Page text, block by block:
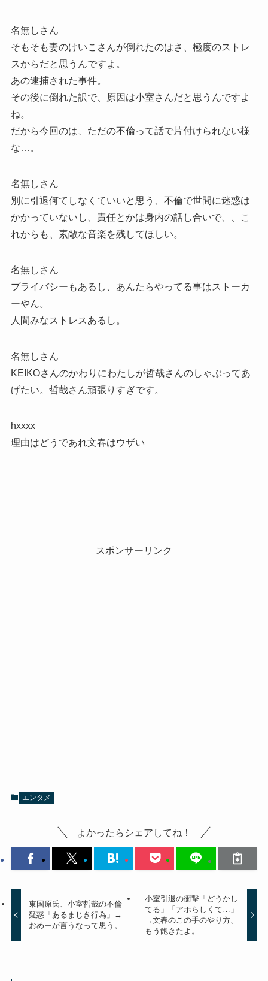
名無しさん
そもそも妻のけいこさんが倒れたのはさ、極度のストレ
スからだと思うんですよ。
あの逮捕された事件。
その後に倒れた訳で、原因は小室さんだと思うんですよ
ね。
だから今回のは、ただの不倫って話で片付けられない様
な…。
名無しさん
別に引退何てしなくていいと思う、不倫で世間に迷惑は
かかっていないし、責任とかは身内の話し合いで、、こ
れからも、素敵な音楽を残してほしい。
名無しさん
プライバシーもあるし、あんたらやってる事はストーカ
ーやん。
人間みなストレスあるし。
名無しさん
KEIKOさんのかわりにわたしが哲哉さんのしゃぶってあ
げたい。哲哉さん頑張りすぎです。
hxxxx
理由はどうであれ文春はウザい
スポンサーリンク
エンタメ
よかったらシェアしてね！
東国原氏、小室哲哉の不倫
疑惑「あるまじき行為」→
おめーが言うなって思う。
小室引退の衝撃「どうかし
てる」「アホらしくて…」
→文春のこの手のやり方、
もう飽きたよ。